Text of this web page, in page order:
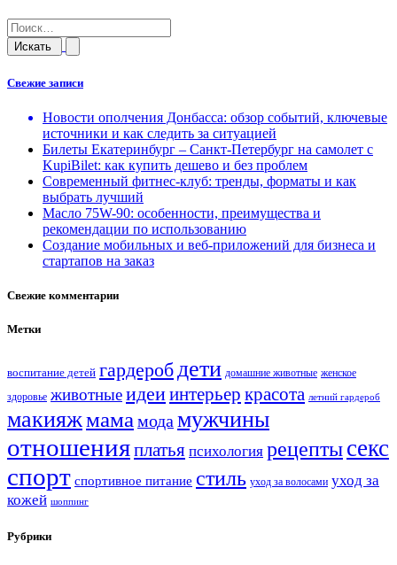
Свежие записи
Новости ополчения Донбасса: обзор событий, ключевые
источники и как следить за ситуацией
Билеты Екатеринбург – Санкт-Петербург на самолет c
KupiBilet: как купить дешево и без проблем
Современный фитнес-клуб: тренды, форматы и как
выбрать лучший
Масло 75W-90: особенности, преимущества и
рекомендации по использованию
Создание мобильных и веб-приложений для бизнеса и
стартапов на заказ
Свежие комментарии
Метки
воспитание детей гардеробдети домашние животные женское
здоровье животныеидеиинтерьер красота летний гардероб
макияжмама мода мужчины
отношенияплатья психология рецептысекс
спорт спортивное питание стиль уход за волосами уход за
кожей шоппинг
Рубрики